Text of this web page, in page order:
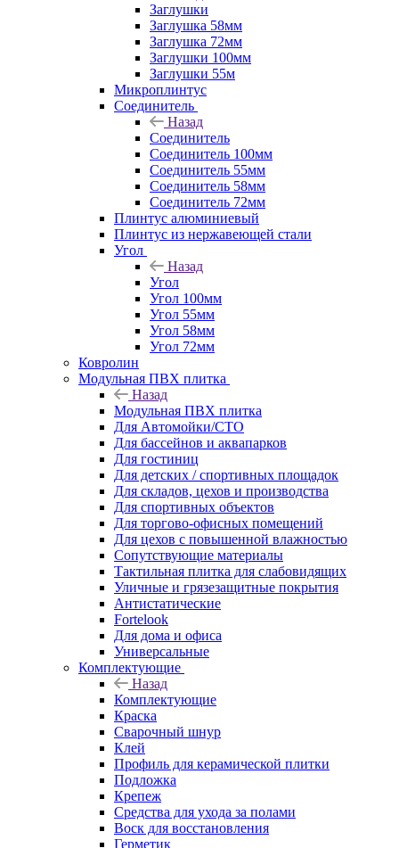
Заглушки
Заглушка 58мм
Заглушка 72мм
Заглушки 100мм
Заглушки 55м
Микроплинтус
Соединитель
Назад
Соединитель
Соединитель 100мм
Соединитель 55мм
Соединитель 58мм
Соединитель 72мм
Плинтус алюминиевый
Плинтус из нержавеющей стали
Угол
Назад
Угол
Угол 100мм
Угол 55мм
Угол 58мм
Угол 72мм
Ковролин
Модульная ПВХ плитка
Назад
Модульная ПВХ плитка
Для Автомойки/СТО
Для бассейнов и аквапарков
Для гостиниц
Для детских / спортивных площадок
Для складов, цехов и производства
Для спортивных объектов
Для торгово-офисных помещений
Для цехов с повышенной влажностью
Сопутствующие материалы
Тактильная плитка для слабовидящих
Уличные и грязезащитные покрытия
Антистатические
Fortelook
Для дома и офиса
Универсальные
Комплектующие
Назад
Комплектующие
Краска
Сварочный шнур
Клей
Профиль для керамической плитки
Подложка
Крепеж
Средства для ухода за полами
Воск для восстановления
Герметик